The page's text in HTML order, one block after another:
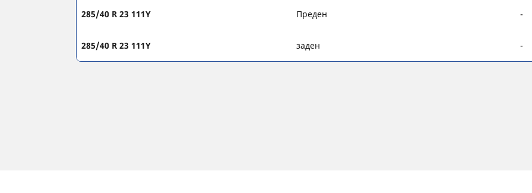
285/40 R 23 111Y Преден -
285/40 R 23 111Y заден -